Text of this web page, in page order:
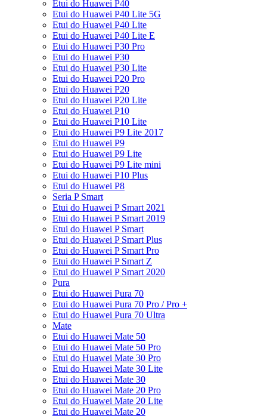
Etui do Huawei P40
Etui do Huawei P40 Lite 5G
Etui do Huawei P40 Lite
Etui do Huawei P40 Lite E
Etui do Huawei P30 Pro
Etui do Huawei P30
Etui do Huawei P30 Lite
Etui do Huawei P20 Pro
Etui do Huawei P20
Etui do Huawei P20 Lite
Etui do Huawei P10
Etui do Huawei P10 Lite
Etui do Huawei P9 Lite 2017
Etui do Huawei P9
Etui do Huawei P9 Lite
Etui do Huawei P9 Lite mini
Etui do Huawei P10 Plus
Etui do Huawei P8
Seria P Smart
Etui do Huawei P Smart 2021
Etui do Huawei P Smart 2019
Etui do Huawei P Smart
Etui do Huawei P Smart Plus
Etui do Huawei P Smart Pro
Etui do Huawei P Smart Z
Etui do Huawei P Smart 2020
Pura
Etui do Huawei Pura 70
Etui do Huawei Pura 70 Pro / Pro +
Etui do Huawei Pura 70 Ultra
Mate
Etui do Huawei Mate 50
Etui do Huawei Mate 50 Pro
Etui do Huawei Mate 30 Pro
Etui do Huawei Mate 30 Lite
Etui do Huawei Mate 30
Etui do Huawei Mate 20 Pro
Etui do Huawei Mate 20 Lite
Etui do Huawei Mate 20